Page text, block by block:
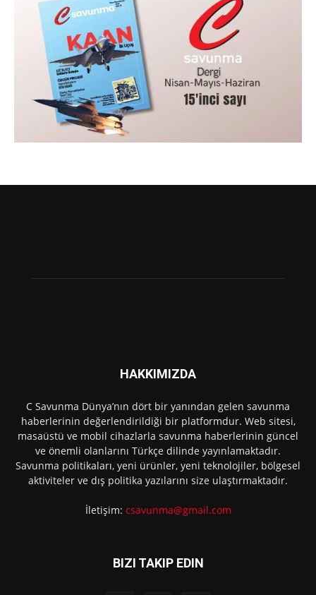
HAKKIMIZDA
C Savunma Dünya’nın dört bir yanından gelen savunma
haberlerinin değerlendirildiği bir platformdur. Web sitesi,
masaüstü ve mobil cihazlarla savunma haberlerinin güncel
ve önemli olanlarını Türkçe dilinde yayınlamaktadır.
Savunma politikaları, yeni ürünler, yeni teknolojiler, bölgesel
aktiviteler ve dış politika yazılarını size ulaştırmaktadır.
İletişim: csavunma@gmail.com
BIZI TAKIP EDIN